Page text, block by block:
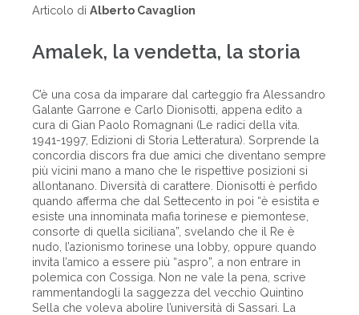
Articolo di Alberto Cavaglion
Amalek, la vendetta, la storia
C’è una cosa da imparare dal carteggio fra Alessandro
Galante Garrone e Carlo Dionisotti, appena edito a
cura di Gian Paolo Romagnani (Le radici della vita.
1941-1997, Edizioni di Storia Letteratura). Sorprende la
concordia discors fra due amici che diventano sempre
più vicini mano a mano che le rispettive posizioni si
allontanano. Diversità di carattere. Dionisotti è perfido
quando afferma che dal Settecento in poi “è esistita e
esiste una innominata mafia torinese e piemontese,
consorte di quella siciliana”, svelando che il Re è
nudo, l’azionismo torinese una lobby, oppure quando
invita l’amico a essere più “aspro”, a non entrare in
polemica con Cossiga. Non ne vale la pena, scrive
rammentandogli la saggezza del vecchio Quintino
Sella che voleva abolire l’università di Sassari. La